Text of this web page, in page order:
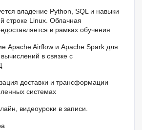
владение Python, SQL и навыки
строке Linux. Облачная
в рамках обучения
Apache Airflow и Apache Spark для
в связке с
доставки и трансформации
системах
видеоуроки в записи.